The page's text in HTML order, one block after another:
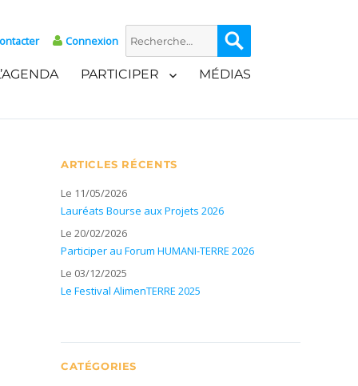
Connexion
Recherche
pour :
PARTICIPER MÉDIAS
ARTICLES RÉCENTS
Le 11/05/2026
Lauréats Bourse aux Projets 2026
Le 20/02/2026
Participer au Forum HUMANI-TERRE 2026
Le 03/12/2025
Le Festival AlimenTERRE 2025
CATÉGORIES